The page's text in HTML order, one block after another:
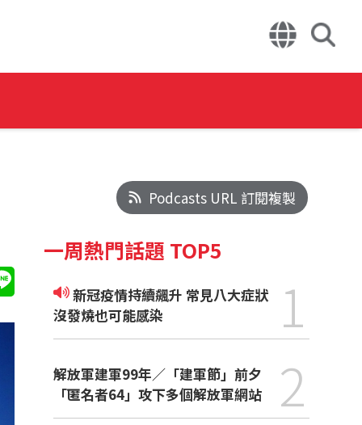
Podcasts URL 訂閱複製
一周熱門話題 TOP5
新冠疫情持續飆升 常見八大症狀
沒發燒也可能感染
1
解放軍建軍99年／「建軍節」前夕
「匿名者64」攻下多個解放軍網站
2